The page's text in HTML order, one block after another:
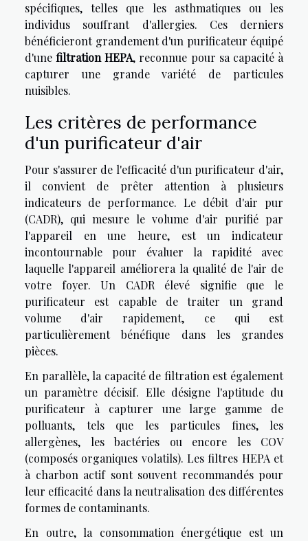
spécifiques, telles que les asthmatiques ou les
individus souffrant d'allergies. Ces derniers
bénéficieront grandement d'un purificateur équipé
d'unefiltration HEPA, reconnue pour sa capacité à
capturer une grande variété de particules
nuisibles.
Les critères de performance
d'un purificateur d'air
Pour s'assurer de l'efficacité d'un purificateur d'air,
il convient de prêter attention à plusieurs
indicateurs de performance. Le débit d'air pur
(CADR), qui mesure le volume d'air purifié par
l'appareil en une heure, est un indicateur
incontournable pour évaluer la rapidité avec
laquelle l'appareil améliorera la qualité de l'air de
votre foyer. Un CADR élevé signifie que le
purificateur est capable de traiter un grand
volume d'air rapidement, ce qui est
particulièrement bénéfique dans les grandes
pièces.
En parallèle, la capacité de filtration est également
un paramètre décisif. Elle désigne l'aptitude du
purificateur à capturer une large gamme de
polluants, tels que les particules fines, les
allergènes, les bactéries ou encore les COV
(composés organiques volatils). Les filtres HEPA et
à charbon actif sont souvent recommandés pour
leur efficacité dans la neutralisation des différentes
formes de contaminants.
En outre, la consommation énergétique est un